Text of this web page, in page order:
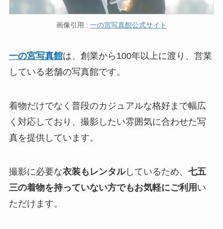
画像引用 : 一の宮写真館公式サイト
一の宮写真館は、創業から100年以上に渡り、営業
している老舗の写真館です。
着物だけでなく普段のカジュアルな格好まで幅広
く対応しており、撮影したい雰囲気に合わせた写
真を提供しています。
撮影に必要な衣装もレンタルしているため、 七五
三の着物を持っていない方でもお気軽にご利用 い
ただけます。